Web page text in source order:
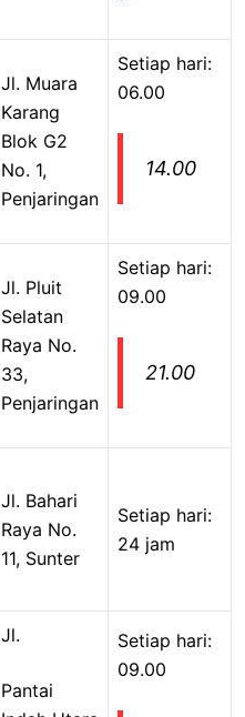
Jl. Muara
Karang
Blok G2
No. 1,
Penjaringan
Setiap hari:
06.00
14.00
Jl. Pluit
Selatan
Raya No.
33,
Penjaringan
Setiap hari:
09.00
21.00
Jl. Bahari
Raya No.
11, Sunter
Setiap hari:
24 jam
Jl.
Pantai
Setiap hari:
09.00